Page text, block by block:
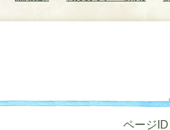
ページID